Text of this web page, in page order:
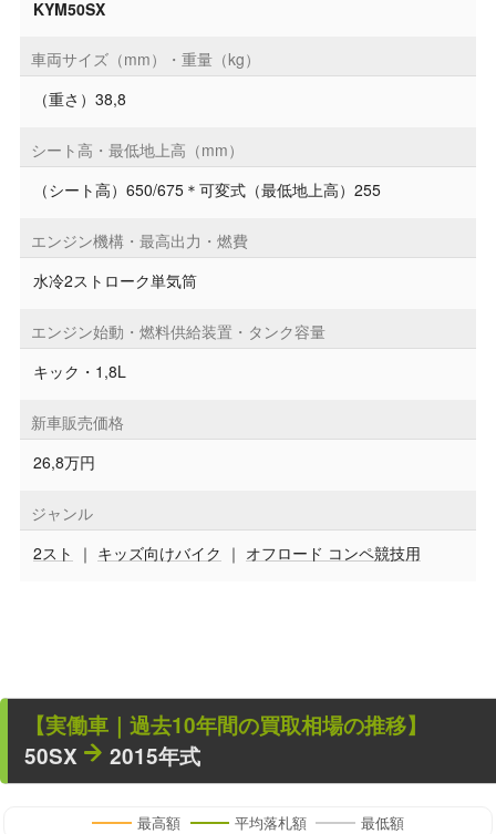
KYM50SX
車両サイズ（mm）・重量（kg）
（重さ）38,8
シート高・最低地上高（mm）
（シート高）650/675＊可変式（最低地上高）255
エンジン機構・最高出力・燃費
水冷2ストローク単気筒
エンジン始動・燃料供給装置・タンク容量
キック・1,8L
新車販売価格
26,8万円
ジャンル
2スト
｜ キッズ向けバイク ｜ オフロード コンペ競技用
【実働車 ｜過去10年間の買取相場の推移】
50SX
2015年式
最高額 平均落札額 最低額